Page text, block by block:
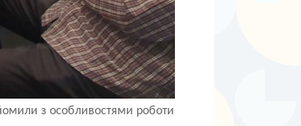
з особливостями роботи